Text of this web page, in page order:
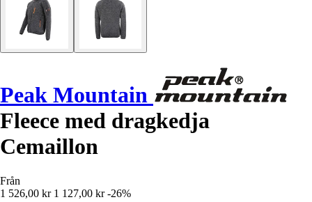
Peak Mountain
Fleece med dragkedja
Cemaillon
Från
1 526,00 kr 1 127,00 kr -26%